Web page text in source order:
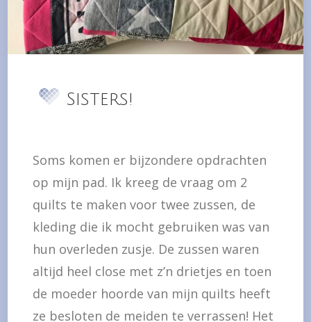
Sisters!
Soms komen er bijzondere opdrachten
op mijn pad. Ik kreeg de vraag om 2
quilts te maken voor twee zussen, de
kleding die ik mocht gebruiken was van
hun overleden zusje. De zussen waren
altijd heel close met z’n drietjes en toen
de moeder hoorde van mijn quilts heeft
ze besloten de meiden te verrassen! Het